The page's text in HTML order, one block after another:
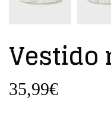
Vestido
35,99€